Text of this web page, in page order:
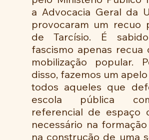
a Advocacia Geral da
provocaram um recuo
de Tarcísio. É
fascismo apenas recua
mobilização popular.
disso, fazemos um
todos aqueles que
escola pública
referencial de espaço
necessário na
na construção de uma